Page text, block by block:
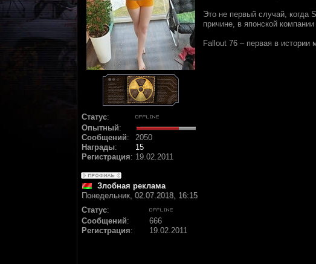
Статус:
Опытный:
Сообщений:
2050
Награды:
15
Регистрация: 19.02.2011
Это не первый случай, когда
причине, в японской
Fallout 76 – первая в истории
Злобная реклама
Понедельник, 02.07.2018, 16:15
Статус:
Сообщений:
666
Регистрация: 19.02.2011